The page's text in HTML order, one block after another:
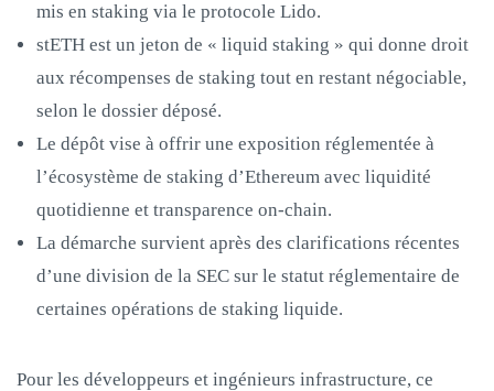
mis en staking via le protocole Lido.
stETH est un jeton de « liquid staking » qui donne droit
aux récompenses de staking tout en restant négociable,
selon le dossier déposé.
Le dépôt vise à offrir une exposition réglementée à
l’écosystème de staking d’Ethereum avec liquidité
quotidienne et transparence on‑chain.
La démarche survient après des clarifications récentes
d’une division de la SEC sur le statut réglementaire de
certaines opérations de staking liquide.
Pour les développeurs et ingénieurs infrastructure, ce